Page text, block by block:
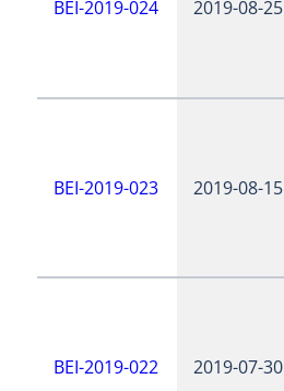
BEI-2019-024 2019-08-25
BEI-2019-023 2019-08-15
BEI-2019-022 2019-07-30